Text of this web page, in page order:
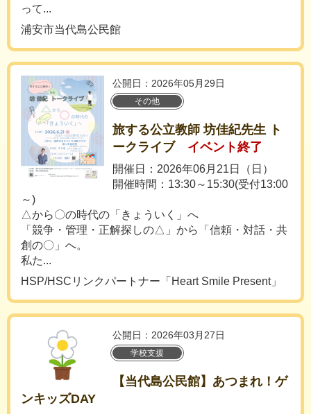
って...
浦安市当代島公民館
公開日：2026年05月29日
その他
旅する公立教師 坊佳紀先生 ト
ークライブ
イベント終了
開催日：2026年06月21日（日）
開催時間：13:30～15:30(受付13:00
～)
△から〇の時代の「きょういく」へ
「競争・管理・正解探しの△」から「信頼・対話・共
創の〇」へ。
私た...
HSP/HSCリンクパートナー「Heart Smile Present」
公開日：2026年03月27日
学校支援
【当代島公民館】あつまれ！ゲ
ンキッズDAY